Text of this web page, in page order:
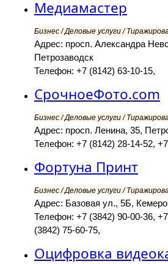
Медиамастер
Бизнес / Деловые услуги /
Адрес: просп. Александра
Петрозаводск
Телефон: +7 (8142) 63-10-15,
СрочноеФото.com
Бизнес / Деловые услуги /
Адрес: просп. Ленина, 35,
Телефон: +7 (8142) 28-14-52,
Фортуна Принт
Бизнес / Деловые услуги /
Адрес: Базовая ул., 5Б,
Телефон: +7 (3842) 90-00-36,
(3842) 75-60-75,
Оцифровка